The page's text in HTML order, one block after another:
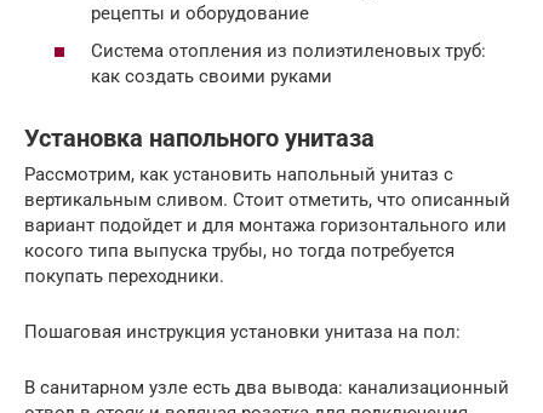
рецепты и оборудование
Система отопления из полиэтиленовых труб:
как создать своими руками
Установка напольного унитаза
Рассмотрим, как установить напольный унитаз с
вертикальным сливом. Стоит отметить, что описанный
вариант подойдет и для монтажа горизонтального или
косого типа выпуска трубы, но тогда потребуется
покупать переходники.
Пошаговая инструкция установки унитаза на пол:
В санитарном узле есть два вывода: канализационный